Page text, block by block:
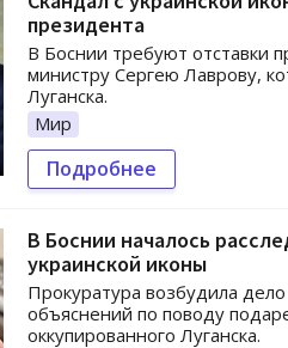
президента
В Боснии требуют отставки
министру Сергею Лаврову,
Луганска.
Мир
Подробнее
В Боснии началось
украинской иконы
Прокуратура возбудила
объяснений по поводу
оккупированного Луганска.